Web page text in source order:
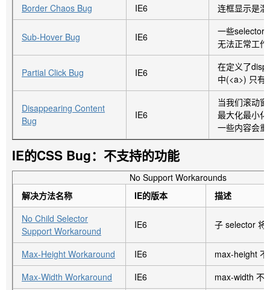
Appears As Dashed Bug
变成dashed边框的bug）
当设置了1px
有一个边框
的话其它为
dashed的样
Relative Overflow
Failure Bug
（overflow bug）
IE7, IE6
当设置了
auto的元素
了相对定位
作用了，
IE7 "Broken" :hover
Absolute Bug
（ie7的坏的:hover 绝对
定位bug）
IE7
当子元素设
过:hover时
元素的可视
是给其加上
Border Chaos Bug
IE6 连框显示是
Sub-Hover Bug IE6
一些
无法正常工作
Partial Click Bug IE6
在定义了
中(<a>) 只有
Disappearing Content
Bug
IE6
当我们滚动
最大化最小
一些内容会
IE的CSS Bug：不支持的功能
No Support Workarounds
解决方法名称
IE的版本
描述
No Child Selector
Support Workaround
IE6 子 selector 将
Max-Height Workaround IE6
max-height
Max-Width Workaround
IE6
max-width 不